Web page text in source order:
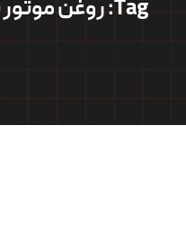
Tag: روغن موتور با کیفیت 206 تیپ 2